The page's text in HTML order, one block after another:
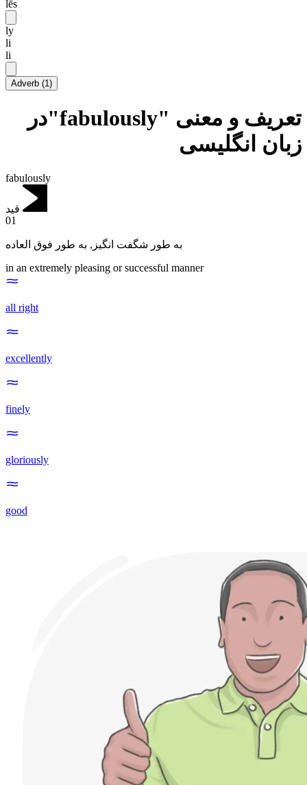
lēs
ly
li
li
Adverb (1)
تعریف و معنی "fabulously"در
زبان انگلیسی
fabulously
قید
01
به طور شگفت انگیز , به طور فوق العاده
in an extremely pleasing or successful manner
all right
excellently
finely
gloriously
good